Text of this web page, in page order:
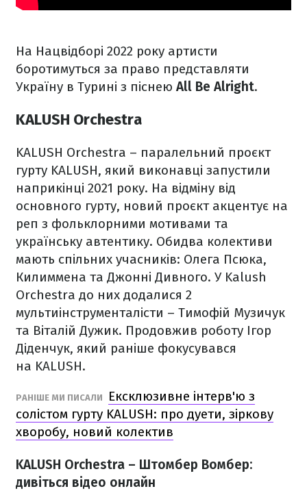
На Нацвідборі 2022 року артисти
боротимуться за право представляти
Україну в Турині з піснею All Be Alright.
KALUSH Orchestra
KALUSH Orchestra – паралельний проєкт
гурту KALUSH, який виконавці запустили
наприкінці 2021 року. На відміну від
основного гурту, новий проєкт акцентує на
реп з фольклорними мотивами та
українську автентику. Обидва колективи
мають спільних учасників: Олега Псюка,
Килиммена та Джонні Дивного. У Kalush
Orchestra до них додалися 2
мультиінструменталісти – Тимофій Музичук
та Віталій Дужик. Продовжив роботу Ігор
Діденчук, який раніше фокусувався
на KALUSH.
РАНІШЕ МИ ПИСАЛИ
Ексклюзивне інтерв'ю з
солістом гурту KALUSH: про дуети, зіркову
хворобу, новий колектив
KALUSH Orchestra – Штомбер Вомбер:
дивіться відео онлайн